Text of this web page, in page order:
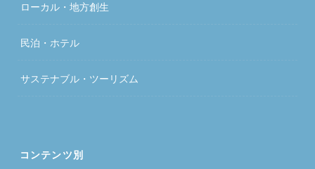
ローカル・地方創生
民泊・ホテル
サステナブル・ツーリズム
コンテンツ別